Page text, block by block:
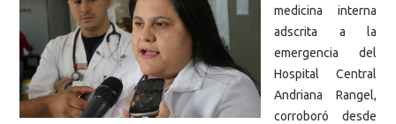
medicina interna
adscrita a la
emergencia del
Hospital Central
Andriana Rangel,
corroboró desde